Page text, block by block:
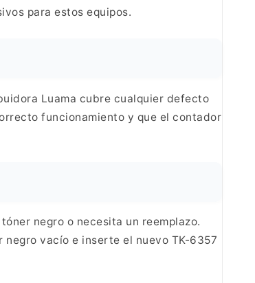
para estos equipos.
Luama cubre cualquier defecto
funcionamiento y que el contador
negro o necesita un reemplazo.
vacío e inserte el nuevo TK-6357